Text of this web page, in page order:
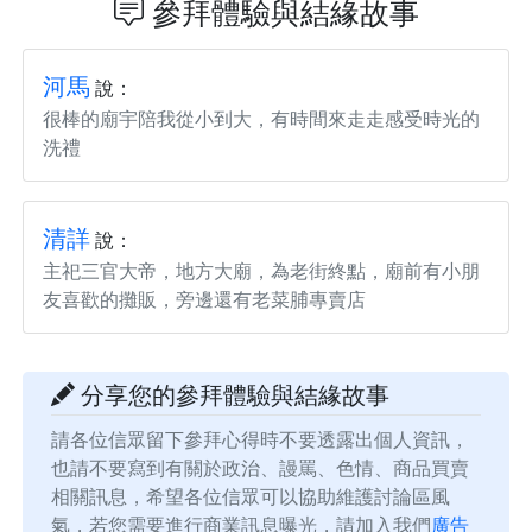
參拜體驗與結緣故事
河馬 說：
很棒的廟宇陪我從小到大，有時間來走走感受時光的
洗禮
清詳說：
主祀三官大帝，地方大廟，為老街終點，廟前有小朋
友喜歡的攤販，旁邊還有老菜脯專賣店
分享您的參拜體驗與結緣故事
請各位信眾留下參拜心得時不要透露出個人資訊，
也請不要寫到有關於政治、謾罵、色情、商品買賣
相關訊息，希望各位信眾可以協助維護討論區風
氣，若您需要進行商業訊息曝光，請加入我們廣告